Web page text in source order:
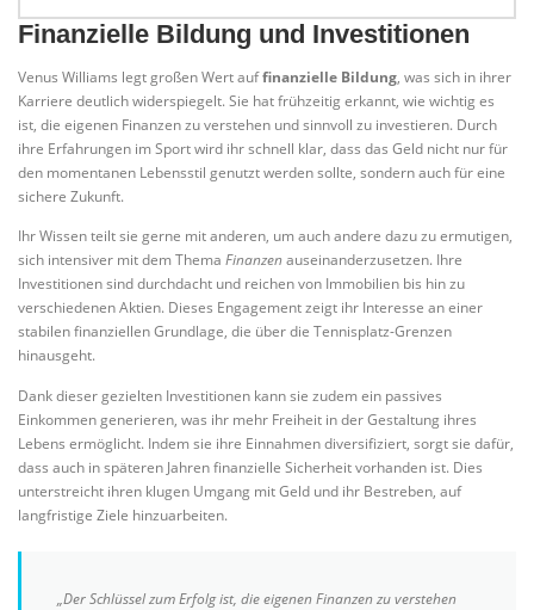
Finanzielle Bildung und Investitionen
Venus Williams legt großen Wert auffinanzielle Bildung, was sich in ihrer
Karriere deutlich widerspiegelt. Sie hat frühzeitig erkannt, wie wichtig es
ist, die eigenen Finanzen zu verstehen und sinnvoll zu investieren. Durch
ihre Erfahrungen im Sport wird ihr schnell klar, dass das Geld nicht nur für
den momentanen Lebensstil genutzt werden sollte, sondern auch für eine
sichere Zukunft.
Ihr Wissen teilt sie gerne mit anderen, um auch andere dazu zu ermutigen,
sich intensiver mit dem Thema Finanzenauseinanderzusetzen. Ihre
Investitionen sind durchdacht und reichen von Immobilien bis hin zu
verschiedenen Aktien. Dieses Engagement zeigt ihr Interesse an einer
stabilen finanziellen Grundlage, die über die Tennisplatz-Grenzen
hinausgeht.
Dank dieser gezielten Investitionen kann sie zudem ein passives
Einkommen generieren, was ihr mehr Freiheit in der Gestaltung ihres
Lebens ermöglicht. Indem sie ihre Einnahmen diversifiziert, sorgt sie dafür,
dass auch in späteren Jahren finanzielle Sicherheit vorhanden ist. Dies
unterstreicht ihren klugen Umgang mit Geld und ihr Bestreben, auf
langfristige Ziele hinzuarbeiten.
„Der Schlüssel zum Erfolg ist, die eigenen Finanzen zu verstehen